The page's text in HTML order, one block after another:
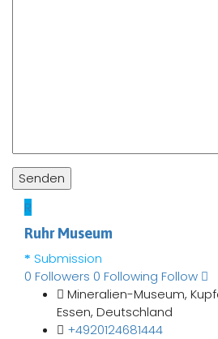
R
Ruhr Museum
Submission
0 Followers 0 Following Follow
Mineralien-Museum,
Essen, Deutschland
+4920124681444